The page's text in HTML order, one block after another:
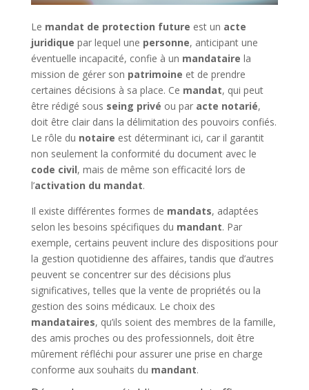
Le mandat de protection future est un acte
juridique par lequel une personne, anticipant une
éventuelle incapacité, confie à un mandataire la
mission de gérer son patrimoine et de prendre
certaines décisions à sa place. Ce mandat, qui peut
être rédigé sous seing privé ou par acte notarié,
doit être clair dans la délimitation des pouvoirs confiés.
Le rôle du notaire est déterminant ici, car il garantit
non seulement la conformité du document avec le
code civil, mais de même son efficacité lors de
l’activation du mandat.
Il existe différentes formes de mandats, adaptées
selon les besoins spécifiques du mandant. Par
exemple, certains peuvent inclure des dispositions pour
la gestion quotidienne des affaires, tandis que d’autres
peuvent se concentrer sur des décisions plus
significatives, telles que la vente de propriétés ou la
gestion des soins médicaux. Le choix des
mandataires, qu’ils soient des membres de la famille,
des amis proches ou des professionnels, doit être
mûrement réfléchi pour assurer une prise en charge
conforme aux souhaits du mandant.